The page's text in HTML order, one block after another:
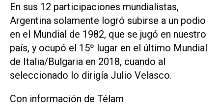
En sus 12 participaciones mundialistas,
Argentina solamente logró subirse a un podio
en el Mundial de 1982, que se jugó en nuestro
país, y ocupó el 15º lugar en el último Mundial
de Italia/Bulgaria en 2018, cuando al
seleccionado lo dirigía Julio Velasco.
Con información de Télam